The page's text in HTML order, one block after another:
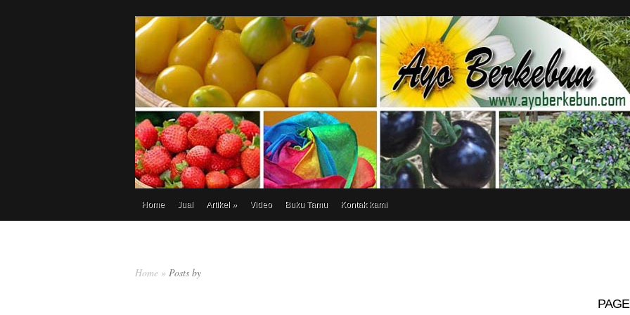
Home Jual Artikel » Video Buku Tamu Kontak kami
Home » Posts by